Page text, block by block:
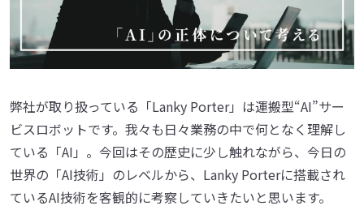
弊社が取り扱っている「Lanky Porter」は運搬型“AI”サー
ビスロボットです。我々も日々業務の中で何となく理解し
ている「AI」。今回はその歴史に少し触れながら、今日の
世界の「AI技術」のレベルから、Lanky Porterに搭載され
ているAI技術を客観的に考察していきたいと思います。